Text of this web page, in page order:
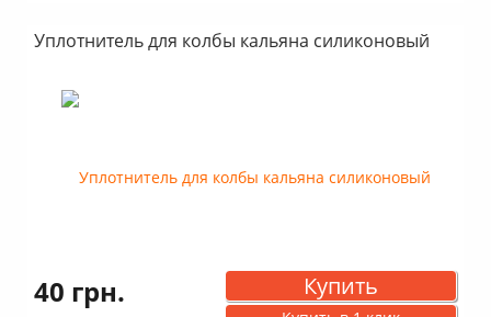
Уплотнитель для колбы кальяна силиконовый
40 грн. Купить